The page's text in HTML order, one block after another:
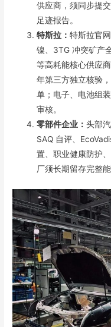
供应商，须同步提
足迹报告。
特斯拉：特斯拉官
镍、3TG 冲突矿产
等高耗能核心供应
年第三方独立核验
单；电子、电池组
审核。
零部件企业：头部
SAQ 自评、
置、职业健康防护
厂须长期留存完整